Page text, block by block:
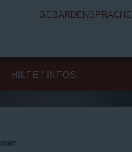
GEBÄRDENSPRACHE
HILFE / INFOS